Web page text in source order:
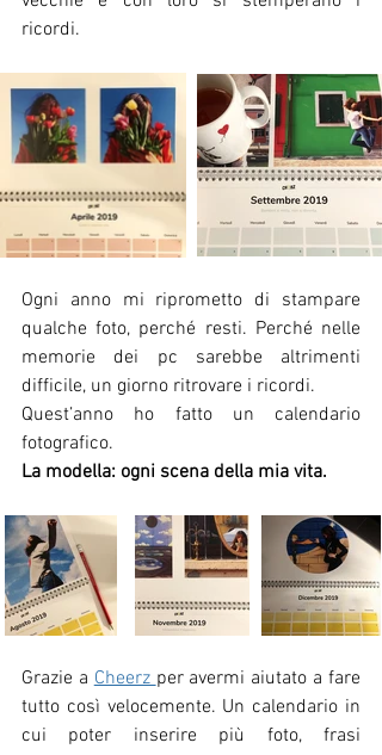
ricordi.
Ogni anno mi riprometto di stampare
qualche foto, perché resti. Perché nelle
memorie dei pc sarebbe altrimenti
difficile, un giorno ritrovare i ricordi.
Quest’anno ho fatto un calendario
fotografico.
La modella: ogni scena della mia vita.
Grazie a Cheerz per avermi aiutato a fare
tutto così velocemente. Un calendario in
cui poter inserire più foto, frasi